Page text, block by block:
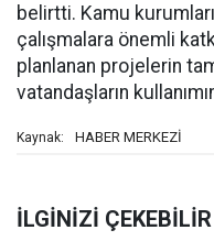
belirtti. Kamu
çalışmalara önemli
planlanan projelerin
vatandaşların
Kaynak: HABER MERKEZİ